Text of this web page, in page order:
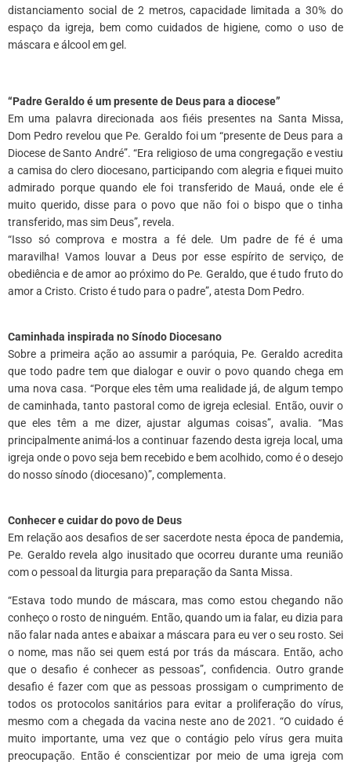
distanciamento social de 2 metros, capacidade limitada a 30% do
espaço da igreja, bem como cuidados de higiene, como o uso de
máscara e álcool em gel.
“Padre Geraldo é um presente de Deus para a diocese”
Em uma palavra direcionada aos fiéis presentes na Santa Missa,
Dom Pedro revelou que Pe. Geraldo foi um “presente de Deus para a
Diocese de Santo André”. “Era religioso de uma congregação e vestiu
a camisa do clero diocesano, participando com alegria e fiquei muito
admirado porque quando ele foi transferido de Mauá, onde ele é
muito querido, disse para o povo que não foi o bispo que o tinha
transferido, mas sim Deus”, revela.
“Isso só comprova e mostra a fé dele. Um padre de fé é uma
maravilha! Vamos louvar a Deus por esse espírito de serviço, de
obediência e de amor ao próximo do Pe. Geraldo, que é tudo fruto do
amor a Cristo. Cristo é tudo para o padre”, atesta Dom Pedro.
Caminhada inspirada no Sínodo Diocesano
Sobre a primeira ação ao assumir a paróquia, Pe. Geraldo acredita
que todo padre tem que dialogar e ouvir o povo quando chega em
uma nova casa. “Porque eles têm uma realidade já, de algum tempo
de caminhada, tanto pastoral como de igreja eclesial. Então, ouvir o
que eles têm a me dizer, ajustar algumas coisas”, avalia. “Mas
principalmente animá-los a continuar fazendo desta igreja local, uma
igreja onde o povo seja bem recebido e bem acolhido, como é o desejo
do nosso sínodo (diocesano)”, complementa.
Conhecer e cuidar do povo de Deus
Em relação aos desafios de ser sacerdote nesta época de pandemia,
Pe. Geraldo revela algo inusitado que ocorreu durante uma reunião
com o pessoal da liturgia para preparação da Santa Missa.
“Estava todo mundo de máscara, mas como estou chegando não
conheço o rosto de ninguém. Então, quando um ia falar, eu dizia para
não falar nada antes e abaixar a máscara para eu ver o seu rosto. Sei
o nome, mas não sei quem está por trás da máscara. Então, acho
que o desafio é conhecer as pessoas”, confidencia. Outro grande
desafio é fazer com que as pessoas prossigam o cumprimento de
todos os protocolos sanitários para evitar a proliferação do vírus,
mesmo com a chegada da vacina neste ano de 2021. “O cuidado é
muito importante, uma vez que o contágio pelo vírus gera muita
preocupação. Então é conscientizar por meio de uma igreja com